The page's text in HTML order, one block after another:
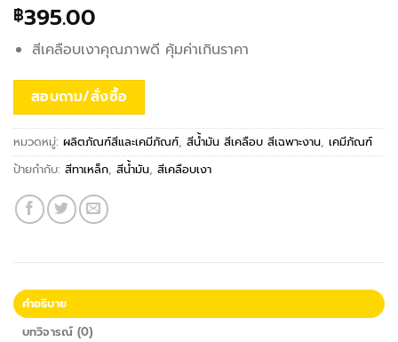
฿395.00
สีเคลือบเงาคุณภาพดี คุ้มค่าเกินราคา
สอบถาม/สั่งซื้อ
หมวดหมู่: ผลิตภัณฑ์สีและเคมีภัณฑ์, สีน้ำมัน สีเคลือบ สีเฉพาะงาน, เคมีภัณฑ์
ป้ายกำกับ: สีทาเหล็ก, สีน้ำมัน, สีเคลือบเงา
คำอธิบาย
บทวิจารณ์ (0)